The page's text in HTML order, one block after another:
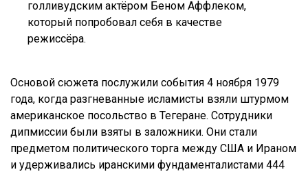
голливудским актёром Беном Аффлеком,
который попробовал себя в качестве
режиссёра.
Основой сюжета послужили события 4 ноября 1979
года, когда разгневанные исламисты взяли штурмом
американское посольство в Тегеране. Сотрудники
дипмиссии были взяты в заложники. Они стали
предметом политического торга между США и Ираном
и удерживались иранскими фундаменталистами 444